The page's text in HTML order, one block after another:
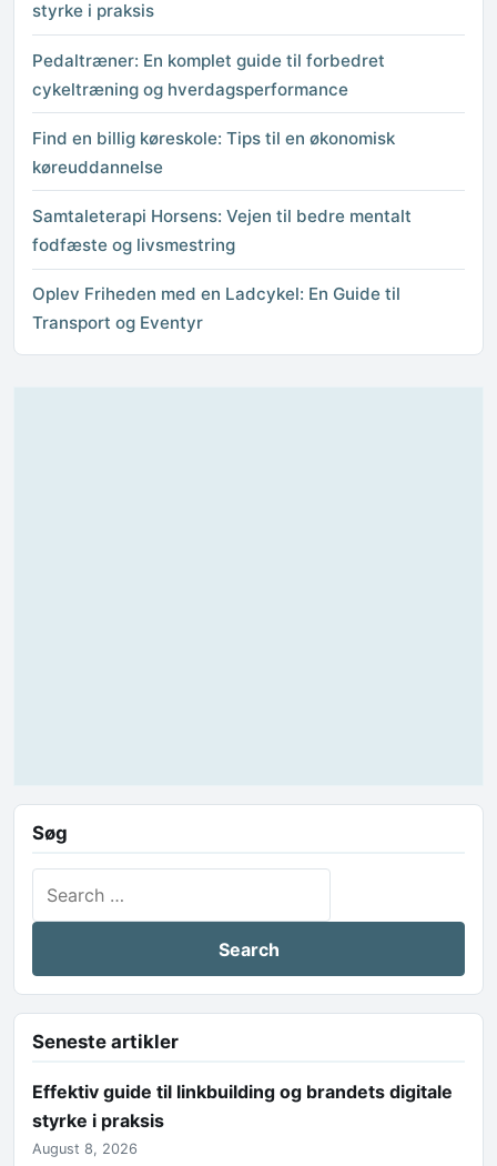
styrke i praksis
Pedaltræner: En komplet guide til forbedret
cykeltræning og hverdagsperformance
Find en billig køreskole: Tips til en økonomisk
køreuddannelse
Samtaleterapi Horsens: Vejen til bedre mentalt
fodfæste og livsmestring
Oplev Friheden med en Ladcykel: En Guide til
Transport og Eventyr
Søg
Seneste artikler
Effektiv guide til linkbuilding og brandets digitale
styrke i praksis
August 8, 2026